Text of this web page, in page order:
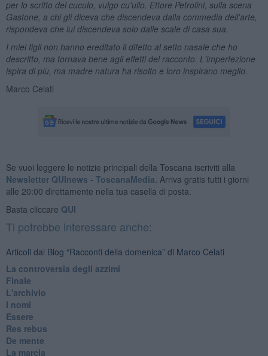
per lo scritto del cuculo, vulgo cu'ullo. Ettore Petrolini, sulla scena
Gastone, a chi gli diceva che discendeva dalla commedia dell'arte,
rispondeva che lui discendeva solo dalle scale di casa sua.
I miei figli non hanno ereditato il difetto al setto nasale che ho
descritto, ma tornava bene agli effetti del racconto. L'imperfezione
ispira di più, ma madre natura ha risolto e loro inspirano meglio.
Marco Celati
Se vuoi leggere le notizie principali della Toscana iscriviti alla
Newsletter QUInews - ToscanaMedia. Arriva gratis tutti i giorni
alle 20:00 direttamente nella tua casella di posta.
Basta cliccare QUI
Ti potrebbe interessare anche:
Articoli dal Blog “Racconti della domenica” di Marco Celati
La controversia degli azzimi
Finale
L'archivio
I nomi
Essere
Res rebus
De mente
La marcia